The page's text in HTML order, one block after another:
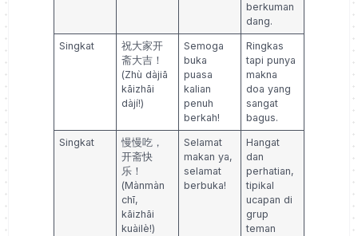
berkuman
dang.
Singkat
祝大家开
斋大吉！
(Zhù dàjiā
kāizhāi
dàjí!)
Semoga
buka
puasa
kalian
penuh
berkah!
Ringkas
tapi punya
makna
doa yang
sangat
bagus.
Singkat
慢慢吃，
开斋快
乐！
(Mànmàn
chī,
kāizhāi
kuàilè!)
Selamat
makan ya,
selamat
berbuka!
Hangat
dan
perhatian,
tipikal
ucapan di
grup
teman